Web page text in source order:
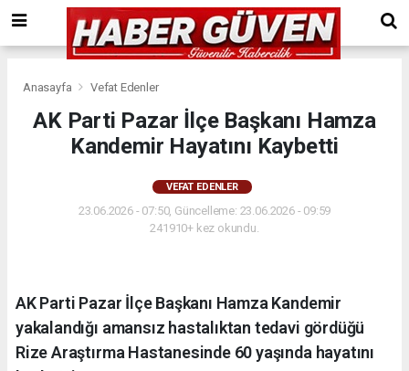
Anasayfa Vefat Edenler
AK Parti Pazar İlçe Başkanı Hamza
Kandemir Hayatını Kaybetti
VEFAT EDENLER
23.06.2026 - 07:50, Güncelleme: 23.06.2026 - 09:59
241910+ kez okundu.
AK Parti Pazar İlçe Başkanı Hamza Kandemir
yakalandığı amansız hastalıktan tedavi gördüğü
Rize Araştırma Hastanesinde 60 yaşında hayatını